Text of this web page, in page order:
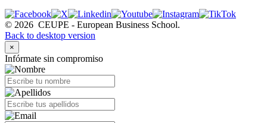
© 2026 CEUPE - European Business School.
Back to desktop version
×
Infórmate sin compromiso